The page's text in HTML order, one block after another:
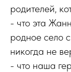
родителей,
- что эта
родное село
никогда не
- что наша